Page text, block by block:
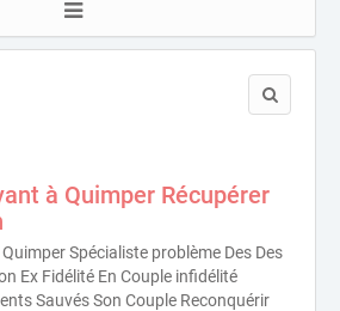
à Quimper Récupérer
Spécialiste problème Des Des
Ex Fidélité En Couple infidélité
Sauvés Son Couple Reconquérir